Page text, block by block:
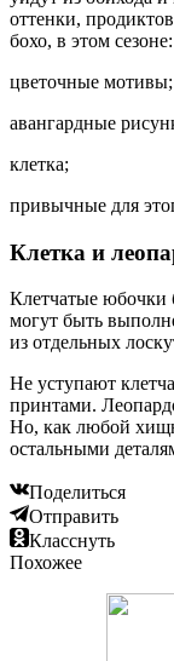
оттенки,
бохо, в этом сезоне:
цветочные мотивы;
авангардные
клетка;
привычные для
Клетка и
Клетчатые юбочки
могут быть
из отдельных
Не уступают
принтами.
Но, как любой
остальными
Поделиться
Отправить
Класснуть
Похожее